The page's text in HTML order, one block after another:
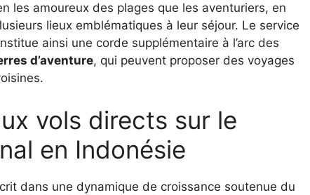
les amoureux des plages que les aventuriers, en
lieux emblématiques à leur séjour. Le service
ainsi une corde supplémentaire à l’arc des
d’aventure, qui peuvent proposer des voyages
vols directs sur le
en Indonésie
dans une dynamique de croissance soutenue du